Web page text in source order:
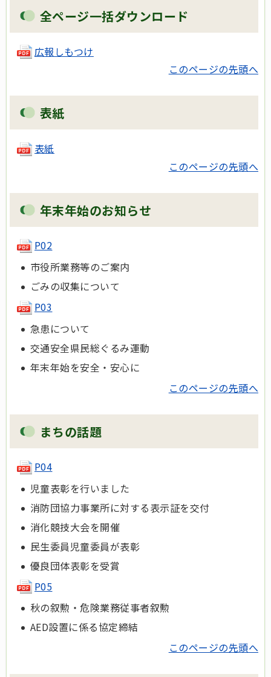
全ページ一括ダウンロード
広報しもつけ
このページの先頭へ
表紙
表紙
このページの先頭へ
年末年始のお知らせ
P02
市役所業務等のご案内
ごみの収集について
P03
急患について
交通安全県民総ぐるみ運動
年末年始を安全・安心に
このページの先頭へ
まちの話題
P04
児童表彰を行いました
消防団協力事業所に対する表示証を交付
消化競技大会を開催
民生委員児童委員が表彰
優良団体表彰を受賞
P05
秋の叙勲・危険業務従事者叙勲
AED設置に係る協定締結
このページの先頭へ